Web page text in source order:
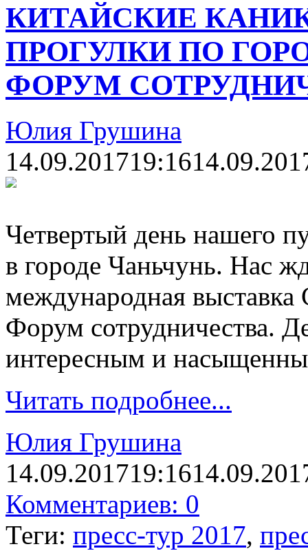
КИТАЙСКИЕ
ПРОГУЛКИ ПО
ФОРУМ
Юлия Грушина
14.09.201719:16
Четвертый день нашего
в городе Чаньчунь. Нас
международная
Форум сотрудничества.
интересным и
Читать подробнее...
Юлия Грушина
14.09.201719:16
Комментариев: 0
Теги: пресс-тур 2017,